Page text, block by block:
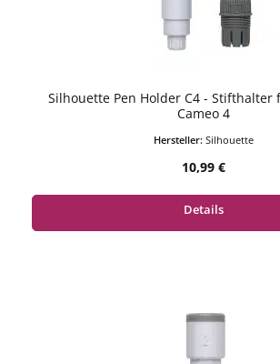
Silhouette Pen Holder C4 - Stifthalter
Cameo 4
Hersteller: Silhouette
Regulärer Preis:
10,99 €
Details